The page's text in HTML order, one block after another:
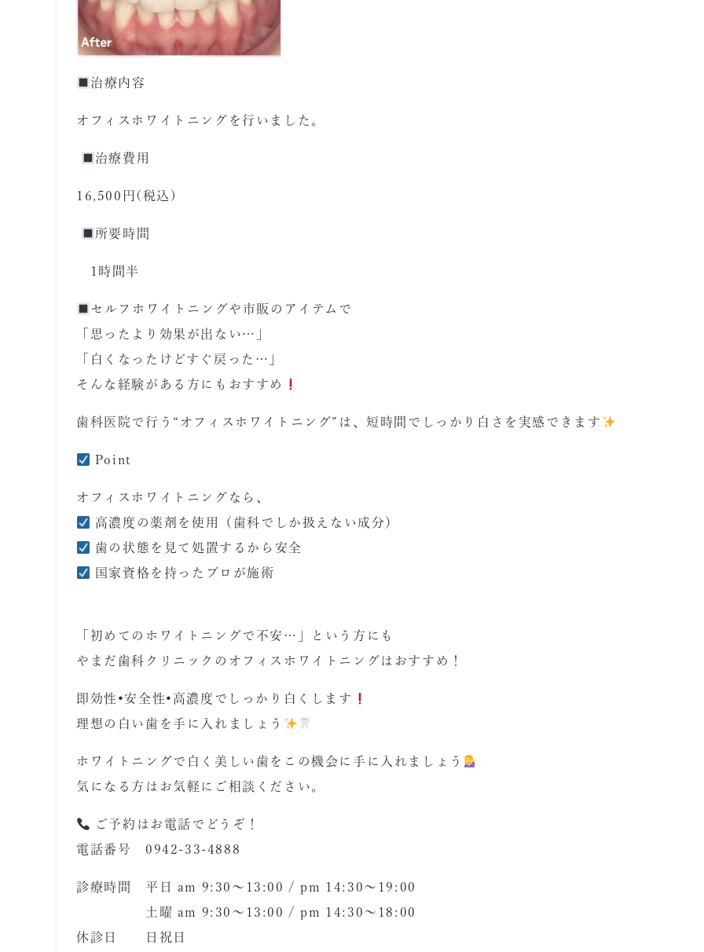
治療内容
オフィスホワイトニングを行いました。
治療費用
16,500 円 ( 税込 )
所要時間
1 時間半
セルフホワイトニングや市販のアイテムで
「思ったより効果が出ない…
「白くなったけどすぐ戻った …
そんな経験がある方にもおすすめ
歯科医院で行う “ オフィスホワイトニング” は、短時間でしっかり白さを実感できます
Point
オフィスホワイトニングなら、
高濃度の薬剤を使用（歯科でしか扱えない成分）
歯の状態を見て処置するから安全
国家資格を持ったプロが施術
「初めてのホワイトニングで不安…」という方にも
やまだ歯科クリニックのオフィスホワイトニングはおすすめ！
即効性•安全性•高濃度でしっかり白くします
理想の白い歯を手に入れましょう
ホワイトニングで白く美しい歯をこの機会に手に入れましょう
気になる方はお気軽にご相談ください。
ご予約はお電話でどうぞ！
電話番号 0942-33-4888
診療時間 平日 am 9:30 〜 13:00 / pm 14:30〜 19:00
土曜 am 9:30 〜 13:00 / pm 14:30〜 18:00
休診日 日祝日